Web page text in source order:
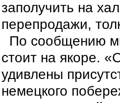
заполучить на
перепродажи,
По сообщению
стоит на якоре.
удивлены
немецкого